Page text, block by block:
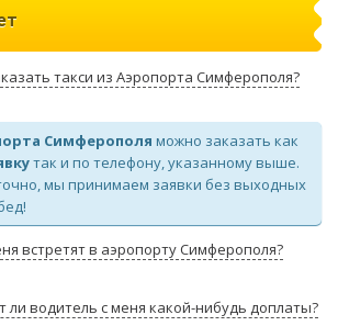
такси из Аэропорта Симферополя?
Симферополя можно заказать как
так и по телефону, указанному выше.
мы принимаем заявки без выходных
встретят в аэропорту Симферополя?
ли водитель с меня какой-нибудь доплаты?